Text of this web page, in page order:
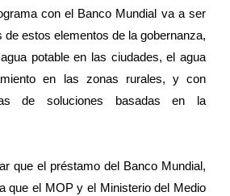
con el Banco Mundial va a ser
de estos elementos de la gobernanza,
potable en las ciudades, el agua
en las zonas rurales, y con
de soluciones basadas en la
que el préstamo del Banco Mundial,
que el MOP y el Ministerio del Medio